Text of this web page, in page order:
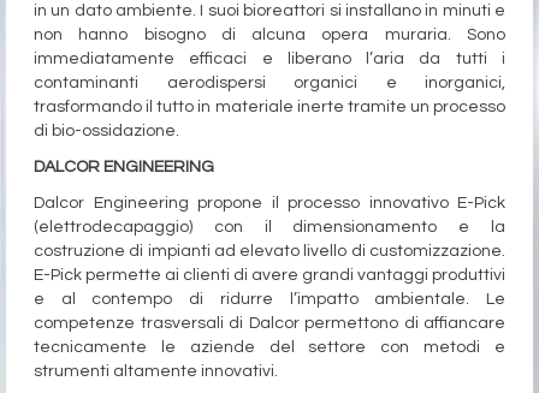
in un dato ambiente. I suoi bioreattori si installano in minuti e
non hanno bisogno di alcuna opera muraria. Sono
immediatamente efficaci e liberano l’aria da tutti i
contaminanti aerodispersi organici e inorganici,
trasformando il tutto in materiale inerte tramite un processo
di bio-ossidazione.
DALCOR ENGINEERING
Dalcor Engineering propone il processo innovativo E-Pick
(elettrodecapaggio) con il dimensionamento e la
costruzione di impianti ad elevato livello di customizzazione.
E-Pick permette ai clienti di avere grandi vantaggi produttivi
e al contempo di ridurre l’impatto ambientale. Le
competenze trasversali di Dalcor permettono di affiancare
tecnicamente le aziende del settore con metodi e
strumenti altamente innovativi.